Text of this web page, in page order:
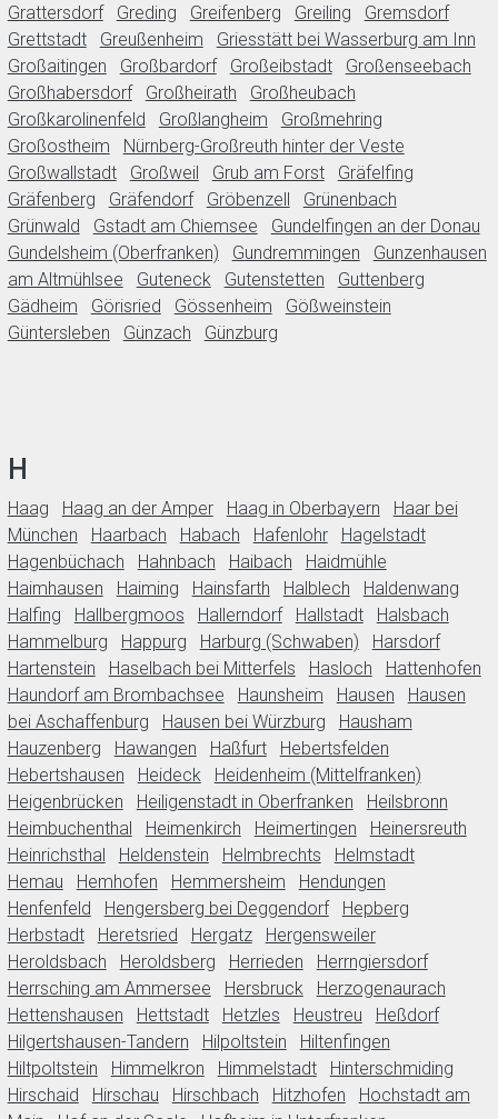
Grattersdorf
Greding Greifenberg Greiling
Gremsdorf
Grettstadt
Greußenheim
Griesstätt bei Wasserburg am Inn
Großaitingen
Großbardorf Großeibstadt
Großenseebach
Großhabersdorf
Großheirath
Großheubach
Großkarolinenfeld
Großlangheim
Großmehring
Großostheim
Nürnberg-Großreuth hinter der Veste
Großwallstadt
Großweil Grub am Forst
Gräfelfing
Gräfenberg
Gräfendorf Gröbenzell
Grünenbach
Grünwald
Gstadt am Chiemsee
Gundelfingen an der Donau
Gundelsheim (Oberfranken)
Gundremmingen
Gunzenhausen
am Altmühlsee
Guteneck Gutenstetten
Guttenberg
Gädheim
Görisried Gössenheim
Gößweinstein
Güntersleben
Günzach Günzburg
H
Haag Haag an der Amper Haag in Oberbayern
Haar bei
München
Haarbach Habach Hafenlohr
Hagelstadt
Hagenbüchach
Hahnbach Haibach
Haidmühle
Haimhausen
Haiming Hainsfarth Halblech
Haldenwang
Halfing
Hallbergmoos Hallerndorf Hallstadt
Halsbach
Hammelburg
Happurg Harburg (Schwaben)
Harsdorf
Hartenstein
Haselbach bei Mitterfels Hasloch
Hattenhofen
Haundorf am Brombachsee
Haunsheim Hausen
Hausen
bei Aschaffenburg
Hausen bei Würzburg
Hausham
Hauzenberg
Hawangen Haßfurt
Hebertsfelden
Hebertshausen
Heideck
Heidenheim (Mittelfranken)
Heigenbrücken
Heiligenstadt in Oberfranken
Heilsbronn
Heimbuchenthal
Heimenkirch Heimertingen
Heinersreuth
Heinrichsthal
Heldenstein Helmbrechts
Helmstadt
Hemau
Hemhofen Hemmersheim
Hendungen
Henfenfeld
Hengersberg bei Deggendorf
Hepberg
Herbstadt
Heretsried Hergatz
Hergensweiler
Heroldsbach
Heroldsberg Herrieden
Herrngiersdorf
Herrsching am Ammersee
Hersbruck
Herzogenaurach
Hettenshausen
Hettstadt Hetzles Heustreu
Heßdorf
Hilgertshausen-Tandern
Hilpoltstein
Hiltenfingen
Hiltpoltstein
Himmelkron Himmelstadt
Hinterschmiding
Hirschaid
Hirschau Hirschbach Hitzhofen
Hochstadt am